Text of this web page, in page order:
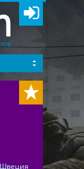
Швеция